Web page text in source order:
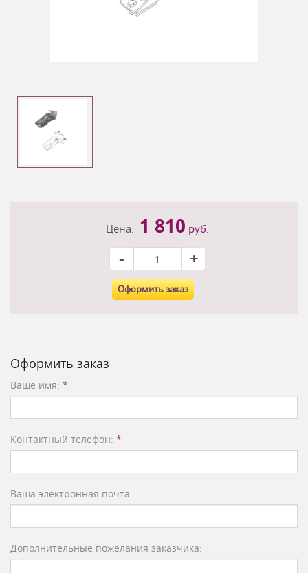
Цена: 1 810 руб.
- +
Оформить заказ
Оформить заказ
Ваше имя: *
Контактный телефон: *
Ваша электронная почта:
Дополнительные пожелания заказчика: